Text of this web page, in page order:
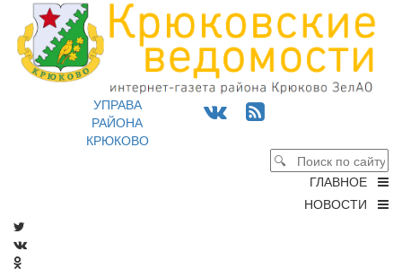
УПРАВА
РАЙОНА
КРЮКОВО
ГЛАВНОЕ
НОВОСТИ